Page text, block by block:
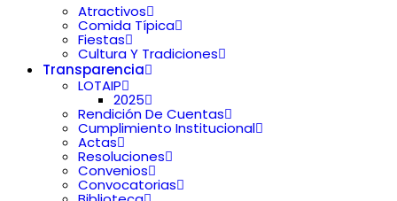
Atractivos
Comida Típica
Fiestas
Cultura Y Tradiciones
Transparencia
LOTAIP
2025
Rendición De Cuentas
Cumplimiento Institucional
Actas
Resoluciones
Convenios
Convocatorias